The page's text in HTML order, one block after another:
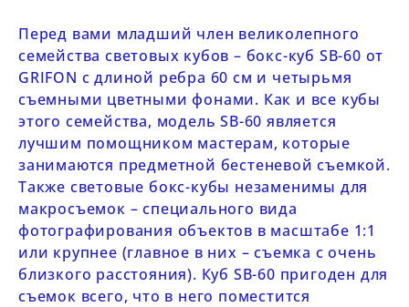
Перед вами младший член великолепного
семейства световых кубов – бокс-куб SB-60 от
GRIFON с длиной ребра 60 см и четырьмя
съемными цветными фонами. Как и все кубы
этого семейства, модельSB-60 является
лучшим помощником мастерам, которые
занимаются предметной бестеневой съемкой.
Также световые бокс-кубы незаменимы для
макросъемок – специального вида
фотографирования объектов в масштабе 1:1
или крупнее (главное в них – съемка с очень
близкого расстояния). Куб SB-60 пригоден для
съемок всего, что в него поместится